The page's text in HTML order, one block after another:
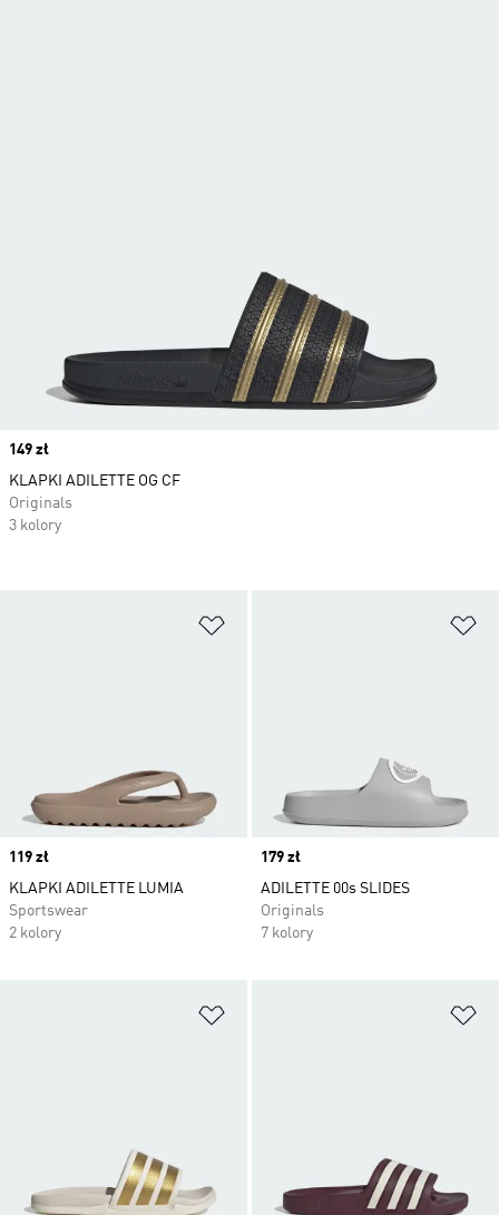
Price
119 zł
KLAPKI ADILETTE LUMIA
Sportswear
2 kolory
Price
179 zł
ADILETTE 00s SLIDES
Originals
7 kolory
Price
149 zł
KLAPKI ADILETTE OG CF
Originals
3 kolory